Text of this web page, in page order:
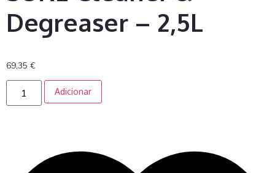
Degreaser – 2,5L
69,35 €
Adicionar